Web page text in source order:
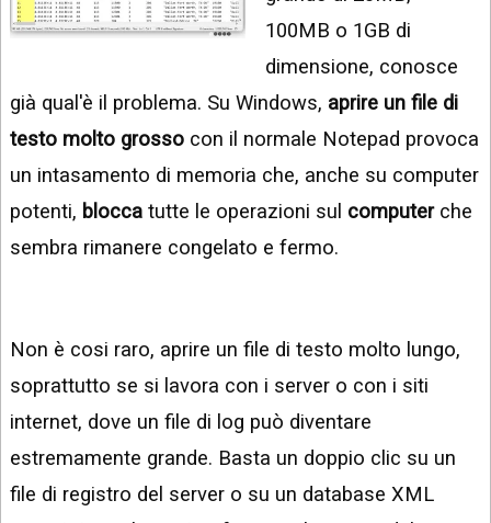
VIDEO
ARGOMENTI:
ANDROID
AI
WINDOWS
STRUMENTI
INSTAGRAM
NEWS
LINKEDIN
100MB o 1GB di
dimensione, conosce
già qual'è il problema. Su Windows, aprire un file di
testo molto grosso con il normale Notepad provoca
un intasamento di memoria che, anche su computer
potenti, blocca tutte le operazioni sul computerche
sembra rimanere congelato e fermo.
Non è cosi raro, aprire un file di testo molto lungo,
soprattutto se si lavora con i server o con i siti
internet, dove un file di log può diventare
estremamente grande. Basta un doppio clic su un
file di registro del server o su un database XML